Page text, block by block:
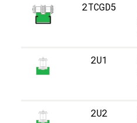
2TCGD5
2U1
2U2